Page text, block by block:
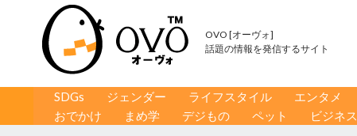
OVO [オーヴォ]
話題の情報を発信するサイト
コンテンツへ移動
SDGs ジェンダー ライフスタイル エンタメ
おでかけ
まめ学 デジもの ペット ビジネス